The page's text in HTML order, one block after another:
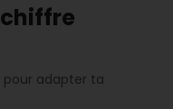
pour adapter ta